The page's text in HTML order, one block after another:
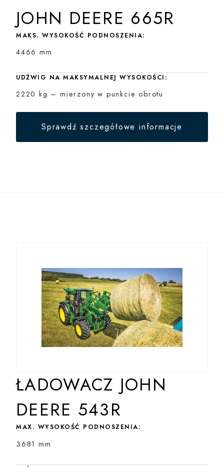
JOHN DEERE 665R
MAKS. WYSOKOŚĆ PODNOSZENIA:
4466 mm
UDŹWIG NA MAKSYMALNEJ WYSOKOŚCI:
2220 kg – mierzony w punkcie obrotu
Sprawdź szczegółowe informacje
ŁADOWACZ JOHN
DEERE 543R
MAX. WYSOKOŚĆ PODNOSZENIA:
3681 mm